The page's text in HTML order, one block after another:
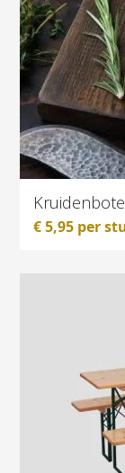
€5,95 per